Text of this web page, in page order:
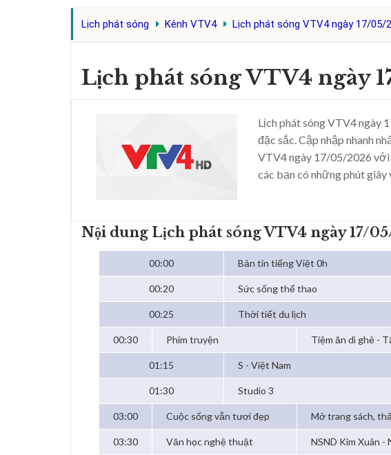
Lịch phát sóng Kênh VTV4 Lịch phát sóng VTV4 ngày 17/05/
Lịch phát sóng VTV4 ngày
Lịch phát sóng VTV4 ngày
đặc sắc. Cập nhập nhanh
VTV4 ngày 17/05/2026 với
các bạn có những phút
Nội dung Lịch phát sóng VTV4 ngày 17/
00:00 Bản tin tiếng Việt 0h
00:20 Sức sống thể thao
00:25 Thời tiết du lịch
00:30 Phim truyện Tiệm ăn dì ghẻ -
01:15 S - Việt Nam
01:30 Studio 3
03:00 Cuộc sống vẫn tươi đẹp Mở trang sách,
03:30 Văn học nghệ thuật NSND Kim Xuân